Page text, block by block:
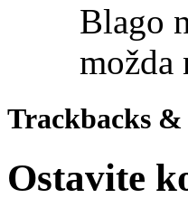
Blago
možda
Trackbacks &
Ostavite